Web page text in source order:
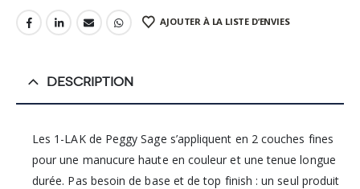
AJOUTER À LA LISTE D’ENVIES
DESCRIPTION
Les 1-LAK de Peggy Sage s’appliquent en 2 couches fines
pour une manucure haute en couleur et une tenue longue
durée. Pas besoin de base et de top finish : un seul produit